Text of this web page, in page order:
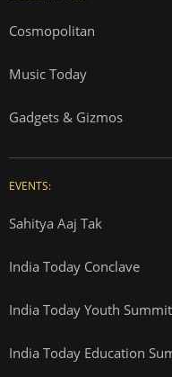
Cosmopolitan
Music Today
Gadgets & Gizmos
EVENTS:
Sahitya Aaj Tak
India Today Conclave
India Today Youth Summit
India Today Education